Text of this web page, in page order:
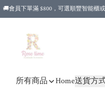
🚚會員下單滿 $800，可選順豐智能櫃
所有商品 Home送貨方